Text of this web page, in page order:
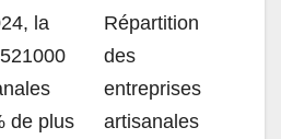
la
de plus
Répartition
des
entreprises
artisanales